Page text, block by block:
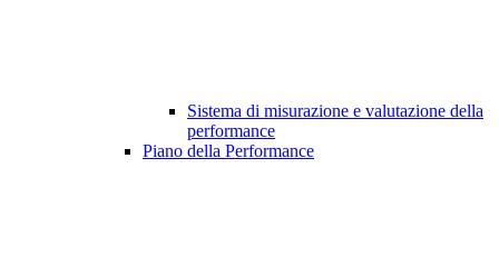
Sistema di misurazione e valutazione della
performance
Piano della Performance